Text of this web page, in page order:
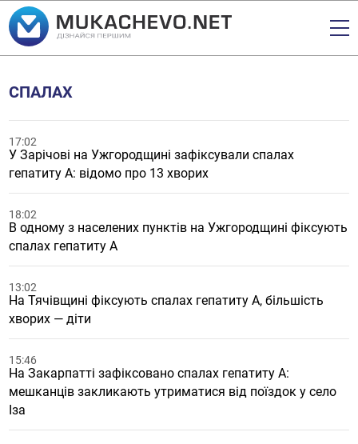
СПАЛАХ
17:02
У Зарічові на Ужгородщині зафіксували спалах
гепатиту А: відомо про 13 хворих
18:02
В одному з населених пунктів на Ужгородщині фіксують
спалах гепатиту А
13:02
На Тячівщині фіксують спалах гепатиту А, більшість
хворих — діти
15:46
На Закарпатті зафіксовано спалах гепатиту А:
мешканців закликають утриматися від поїздок у село
Іза